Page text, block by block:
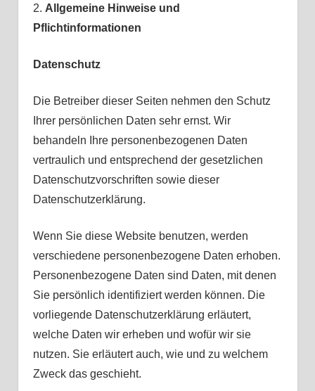
2. Allgemeine Hinweise und
Pflichtinformationen
Datenschutz
Die Betreiber dieser Seiten nehmen den Schutz
Ihrer persönlichen Daten sehr ernst. Wir
behandeln Ihre personenbezogenen Daten
vertraulich und entsprechend der gesetzlichen
Datenschutzvorschriften sowie dieser
Datenschutzerklärung.
Wenn Sie diese Website benutzen, werden
verschiedene personenbezogene Daten erhoben.
Personenbezogene Daten sind Daten, mit denen
Sie persönlich identifiziert werden können. Die
vorliegende Datenschutzerklärung erläutert,
welche Daten wir erheben und wofür wir sie
nutzen. Sie erläutert auch, wie und zu welchem
Zweck das geschieht.